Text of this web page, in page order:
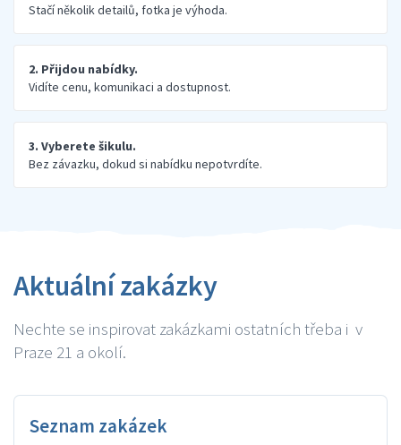
Stačí několik detailů, fotka je výhoda.
2. Přijdou nabídky.
Vidíte cenu, komunikaci a dostupnost.
3. Vyberete šikulu.
Bez závazku, dokud si nabídku nepotvrdíte.
Aktuální zakázky
Nechte se inspirovat zakázkami ostatních třeba i v
Praze 21 a okolí.
Seznam zakázek